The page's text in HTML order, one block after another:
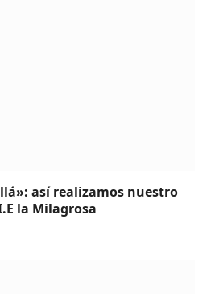
así realizamos nuestro
la Milagrosa